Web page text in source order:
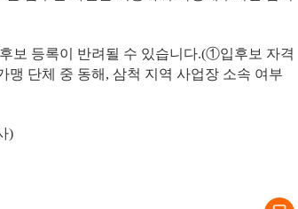
보 등록이 반려될 수 있습니다.(①입후보 자격
단체 중 동해, 삼척 지역 사업장 소속 여부
)